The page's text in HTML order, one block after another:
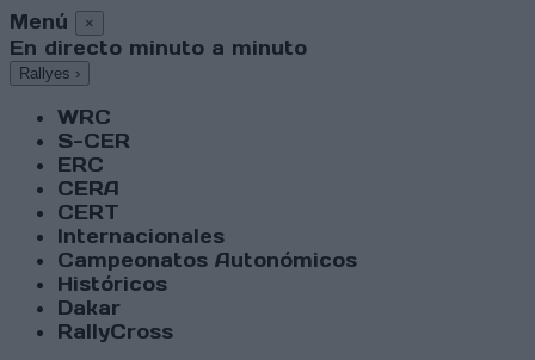
Menú ×
En directo minuto a minuto
Rallyes ›
WRC
S-CER
ERC
CERA
CERT
Internacionales
Campeonatos Autonómicos
Históricos
Dakar
RallyCross